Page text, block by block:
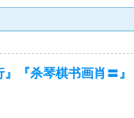
『杀琴棋书画肖〓』